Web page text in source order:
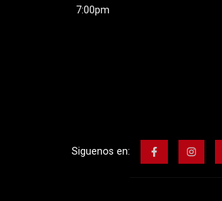
7:00pm
Siguenos en: